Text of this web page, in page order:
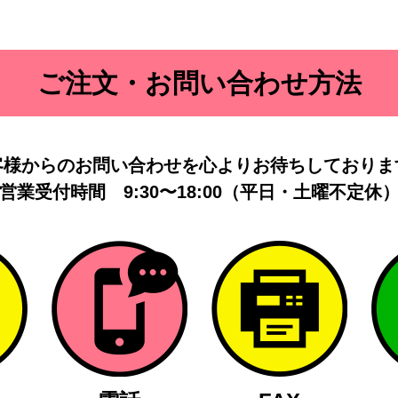
ご注文・お問い合わせ方法
からのお問い合わせを心よりお待ちしており
業受付時間 9:30〜18:00（平日・土曜不定休